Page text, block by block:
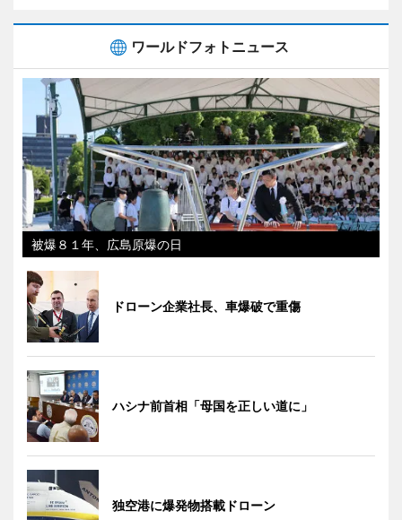
ワールドフォトニュース
被爆８１年、広島原爆の日
ドローン企業社長、車爆破で重傷
ハシナ前首相「母国を正しい道に」
独空港に爆発物搭載ドローン